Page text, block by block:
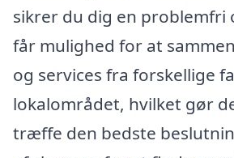
sikrer du dig en problemfri
får mulighed for at
og services fra forskellige
lokalområdet, hvilket gør
træffe den bedste